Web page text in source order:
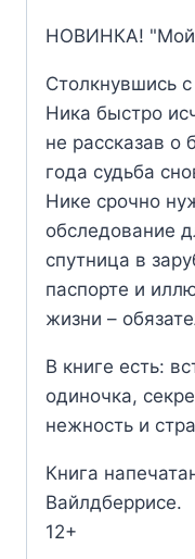
НОВИНКА! "Мой
Столкнувшись
Ника быстро
не рассказав о
года судьба
Нике срочно
обследование
спутница в
паспорте и
жизни –
В книге есть:
одиночка,
нежность и
Книга
Вайлдберрисе.
12+